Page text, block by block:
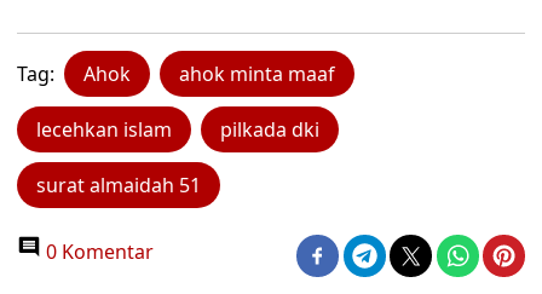
Tag: Ahok ahok minta maaf
lecehkan islam pilkada dki
surat almaidah 51
0 Komentar